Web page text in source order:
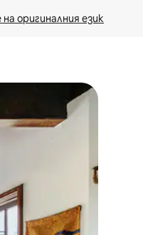
оригиналния език